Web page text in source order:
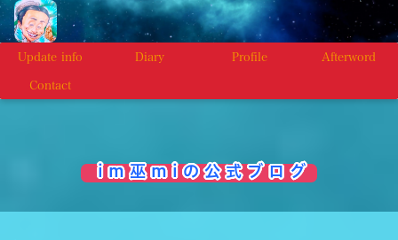
Update info Diary Profile Afterword
Contact
i m 巫 m i の 公 式 ブ ロ グ